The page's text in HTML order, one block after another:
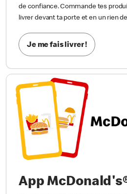
de confiance. Commande tes
livrer devant ta porte et en un rien
Je me fais livrer !
App